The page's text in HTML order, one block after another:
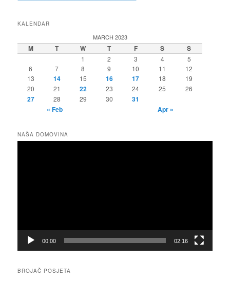
KALENDAR
MARCH 2023
M T W T F S S
1 2 3 4
5
6
7 8 9 10 11
12
13
14 15 16 17 18
19
20
21 22 23 24 25 26
27 28 29 30
31
« Feb
Apr »
NAŠA DOMOVINA
00:00 02:16
BROJAČ POSJETA